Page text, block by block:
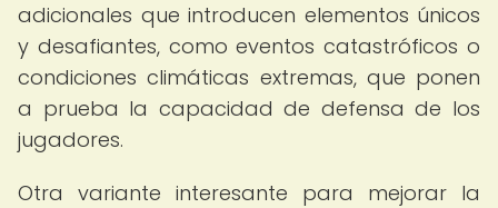
adicionales que introducen elementos únicos
y desafiantes, como eventos catastróficos o
condiciones climáticas extremas, que ponen
a prueba la capacidad de defensa de los
jugadores.
Otra variante interesante para mejorar la